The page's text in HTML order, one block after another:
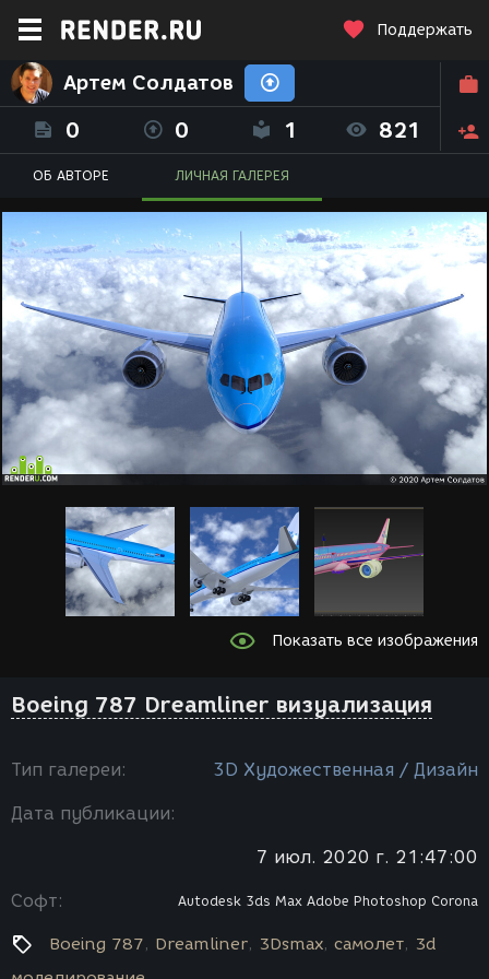
Поддержать
Артем Солдатов
0 0 1 821
ОБ АВТОРЕ ЛИЧНАЯ ГАЛЕРЕЯ
Показать все изображения
Boeing 787 Dreamliner визуализация
Тип галереи: 3D Художественная / Дизайн
Дата публикации:
7 июл. 2020 г. 21:47:00
Софт: Autodesk 3ds Max Adobe Photoshop Corona
Boeing 787 Dreamliner 3Dsmax cамолет
3d